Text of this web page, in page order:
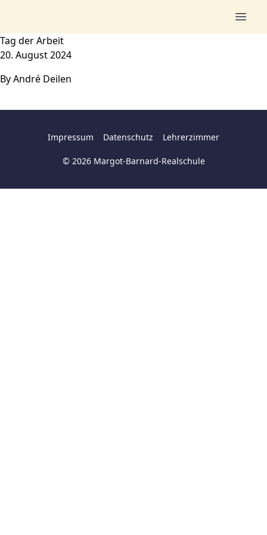
Tag der Arbeit
20. August 2024
ByAndré Deilen
Impressum Datenschutz Lehrerzimmer
© 2026 Margot-Barnard-Realschule